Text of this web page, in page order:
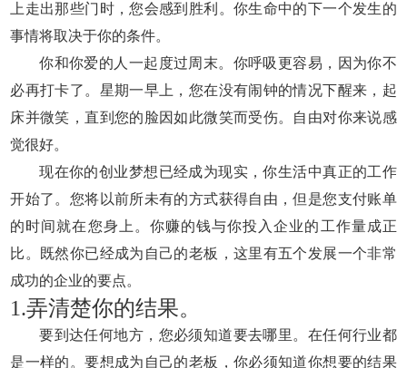
上走出那些门时，您会感到胜利。你生命中的下一个发生的
事情将取决于你的条件。
你和你爱的人一起度过周末。你呼吸更容易，因为你不
必再打卡了。星期一早上，您在没有闹钟的情况下醒来，起
床并微笑，直到您的脸因如此微笑而受伤。自由对你来说感
觉很好。
现在你的创业梦想已经成为现实，你生活中真正的工作
开始了。您将以前所未有的方式获得自由，但是您支付账单
的时间就在您身上。你赚的钱与你投入企业的工作量成正
比。既然你已经成为自己的老板，这里有五个发展一个非常
成功的企业的要点。
1.弄清楚你的结果。
要到达任何地方，您必须知道要去哪里。在任何行业都
是一样的。要想成为自己的老板，你必须知道你想要的结果